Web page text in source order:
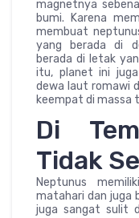
magnetnya
bumi. Karena
membuat
yang berada di
berada di letak
itu, planet ini
dewa laut romawi
keempat di massa
Di
Tidak
Neptunus
matahari dan juga
juga sangat sulit